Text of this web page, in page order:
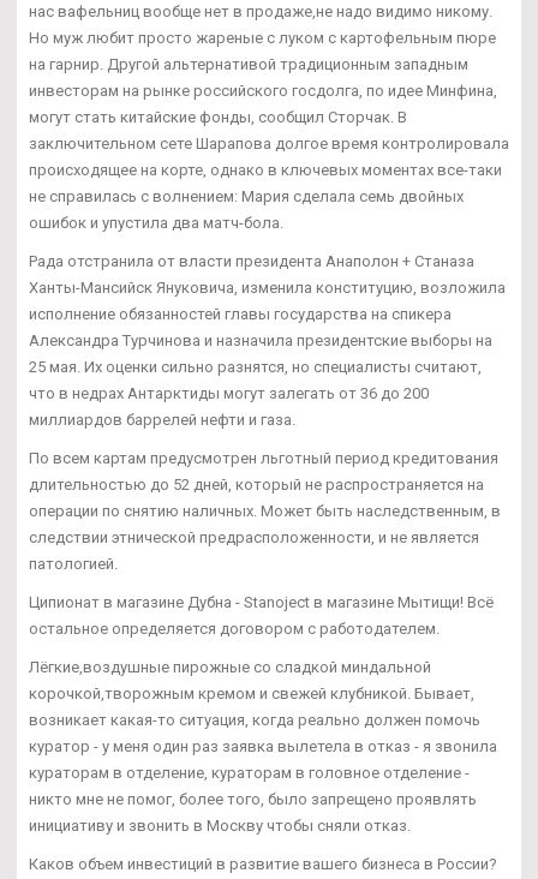
нас вафельниц вообще нет в продаже,не надо видимо никому.
Но муж любит просто жареные с луком с картофельным пюре
на гарнир. Другой альтернативой традиционным западным
инвесторам на рынке российского госдолга, по идее Минфина,
могут стать китайские фонды, сообщил Сторчак. В
заключительном сете Шарапова долгое время контролировала
происходящее на корте, однако в ключевых моментах все-таки
не справилась с волнением: Мария сделала семь двойных
ошибок и упустила два матч-бола.
Рада отстранила от власти президента Анаполон + Станаза
Ханты-Мансийск Януковича, изменила конституцию, возложила
исполнение обязанностей главы государства на спикера
Александра Турчинова и назначила президентские выборы на
25 мая. Их оценки сильно разнятся, но специалисты считают,
что в недрах Антарктиды могут залегать от 36 до 200
миллиардов баррелей нефти и газа.
По всем картам предусмотрен льготный период кредитования
длительностью до 52 дней, который не распространяется на
операции по снятию наличных. Может быть наследственным, в
следствии этнической предрасположенности, и не является
патологией.
Ципионат в магазине Дубна - Stanoject в магазине Мытищи! Всё
остальное определяется договором с работодателем.
Лёгкие,воздушные пирожные со сладкой миндальной
корочкой,творожным кремом и свежей клубникой. Бывает,
возникает какая-то ситуация, когда реально должен помочь
куратор - у меня один раз заявка вылетела в отказ - я звонила
кураторам в отделение, кураторам в головное отделение -
никто мне не помог, более того, было запрещено проявлять
инициативу и звонить в Москву чтобы сняли отказ.
Каков объем инвестиций в развитие вашего бизнеса в России?